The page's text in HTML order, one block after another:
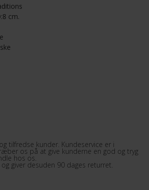
cm.
tilfredse kunder. Kundeservice er i
os på at give kunderne en god og tryg
hos os.
giver desuden 90 dages returret.